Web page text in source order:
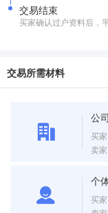
交易结束
买家确认过户资料后，
交易所需材料
公
买
卖
个
买